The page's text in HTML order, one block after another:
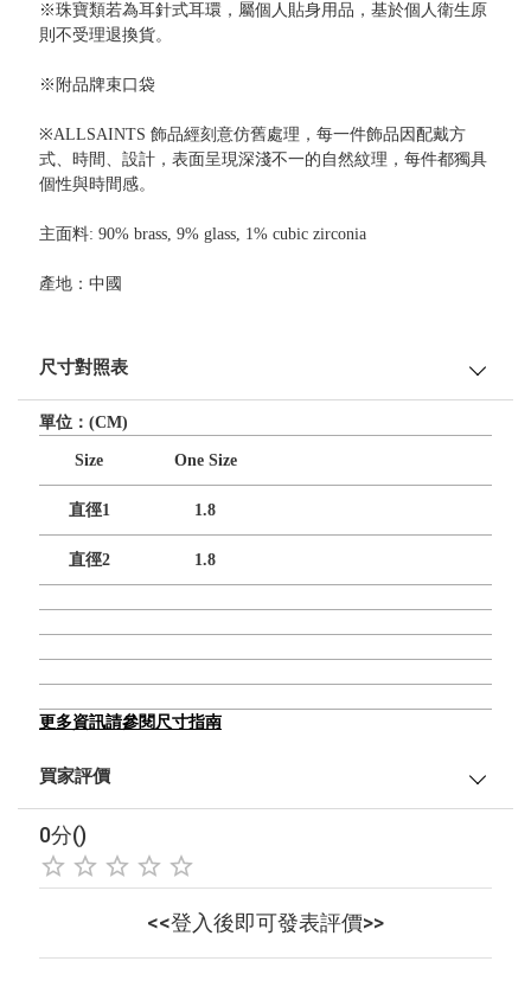
※珠寶類若為耳針式耳環，屬個人貼身用品，基於個人衛生原
則不受理退換貨。
※附品牌束口袋
※ALLSAINTS 飾品經刻意仿舊處理，每一件飾品因配戴方
式、時間、設計，表面呈現深淺不一的自然紋理，每件都獨具
個性與時間感。
主面料: 90% brass, 9% glass, 1% cubic zirconia
產地：中國
尺寸對照表
單位：(CM)
Size One Size
直徑1 1.8
直徑2 1.8
更多資訊請參閱尺寸指南
買家評價
0分()
<<登入後即可發表評價>>